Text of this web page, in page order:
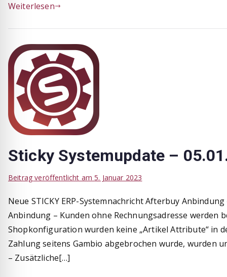
Weiterlesen
Sticky Systemupdate –
Beitrag veröffentlicht am5. Januar 2023
Neue STICKY ERP-Systemnachricht Afterbuy
Anbindung – Kunden ohne Rechnungsadresse werden
Shopkonfiguration wurden keine „Artikel Attribute“ in
Zahlung seitens Gambio abgebrochen wurde, wurden
– Zusätzliche[…]